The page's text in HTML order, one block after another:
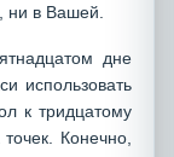
ни в Вашей.
дне
использовать
к тридцатому
Конечно,